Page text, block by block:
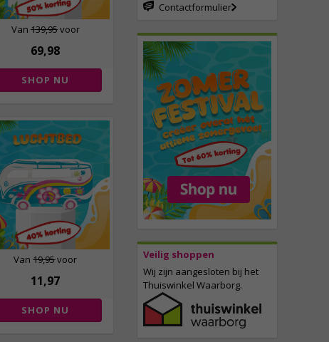
Contactformulier
Veilig shoppen
Wij zijn aangesloten bij het
Thuiswinkel Waarborg.
Van 139,95voor
69,98
SHOP NU
Van19,95voor
11,97
SHOP NU